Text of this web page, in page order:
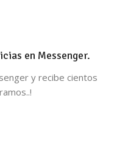
en Messenger.
y recibe cientos